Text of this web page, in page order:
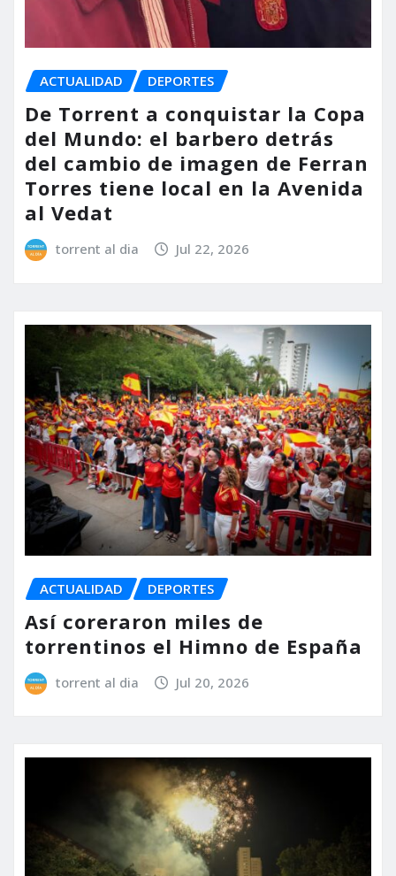
ACTUALIDAD DEPORTES
De Torrent a conquistar la Copa
del Mundo: el barbero detrás
del cambio de imagen de Ferran
Torres tiene local en la Avenida
al Vedat
torrent al dia Jul 22, 2026
ACTUALIDAD DEPORTES
Así coreraron miles de
torrentinos el Himno de España
torrent al dia Jul 20, 2026